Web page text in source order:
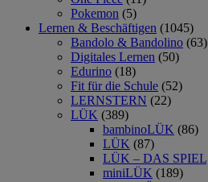
Pokemon (5)
Lernen & Beschäftigen (1045)
Bandolo & Bandolino (63)
Digitales Lernen (50)
Edurino (18)
Fit für die Schule (52)
LERNSTERN (22)
LÜK (389)
bambinoLÜK (86)
LÜK (87)
LÜK – DAS SPIEL
miniLÜK (189)